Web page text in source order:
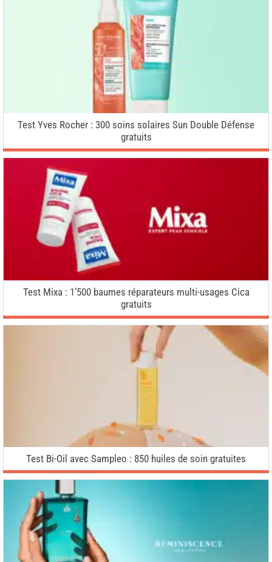
Test Yves Rocher : 300 soins solaires Sun Double Défense
gratuits
Test Mixa : 1’500 baumes réparateurs multi-usages Cica
gratuits
Test Bi-Oil avec Sampleo : 850 huiles de soin gratuites